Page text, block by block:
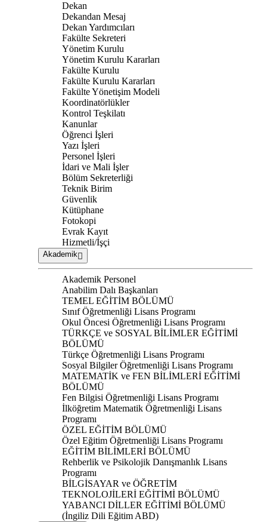
Dekan
Dekandan Mesaj
Dekan Yardımcıları
Fakülte Sekreteri
Yönetim Kurulu
Yönetim Kurulu Kararları
Fakülte Kurulu
Fakülte Kurulu Kararları
Fakülte Yönetişim Modeli
Koordinatörlükler
Kontrol Teşkilatı
Kanunlar
Öğrenci İşleri
Yazı İşleri
Personel İşleri
İdari ve Mali İşler
Bölüm Sekreterliği
Teknik Birim
Güvenlik
Kütüphane
Fotokopi
Evrak Kayıt
Hizmetli/İşçi
Akademik
Akademik Personel
Anabilim Dalı Başkanları
TEMEL EĞİTİM BÖLÜMÜ
Sınıf Öğretmenliği Lisans Programı
Okul Öncesi Öğretmenliği Lisans Programı
TÜRKÇE ve SOSYAL BİLİMLER EĞİTİMİ
BÖLÜMÜ
Türkçe Öğretmenliği Lisans Programı
Sosyal Bilgiler Öğretmenliği Lisans Programı
MATEMATİK ve FEN BİLİMLERİ EĞİTİMİ
BÖLÜMÜ
Fen Bilgisi Öğretmenliği Lisans Programı
İlköğretim Matematik Öğretmenliği Lisans
Programı
ÖZEL EĞİTİM BÖLÜMÜ
Özel Eğitim Öğretmenliği Lisans Programı
EĞİTİM BİLİMLERİ BÖLÜMÜ
Rehberlik ve Psikolojik Danışmanlık Lisans
Programı
BİLGİSAYAR ve ÖĞRETİM
TEKNOLOJİLERİ EĞİTİMİ BÖLÜMÜ
YABANCI DİLLER EĞİTİMİ BÖLÜMÜ
(İngiliz Dili Eğitim ABD)